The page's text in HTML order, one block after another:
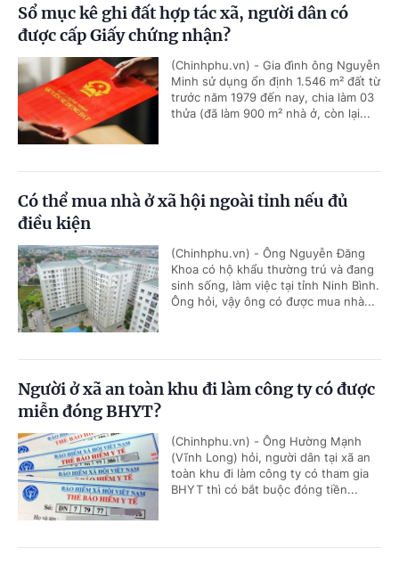
Sổ mục kê ghi đất hợp tác xã, người dân có
được cấp Giấy chứng nhận?
(Chinhphu.vn) - Gia đình ông Nguyễn
Minh sử dụng ổn định 1.546 m² đất từ
trước năm 1979 đến nay, chia làm 03
thửa (đã làm 900 m² nhà ở, còn lại...
Có thể mua nhà ở xã hội ngoài tỉnh nếu đủ
điều kiện
(Chinhphu.vn) - Ông Nguyễn Đăng
Khoa có hộ khẩu thường trú và đang
sinh sống, làm việc tại tỉnh Ninh Bình.
Ông hỏi, vậy ông có được mua nhà...
Người ở xã an toàn khu đi làm công ty có được
miễn đóng BHYT?
(Chinhphu.vn) - Ông Hường Mạnh
(Vĩnh Long) hỏi, người dân tại xã an
toàn khu đi làm công ty có tham gia
BHYT thì có bắt buộc đóng tiền...